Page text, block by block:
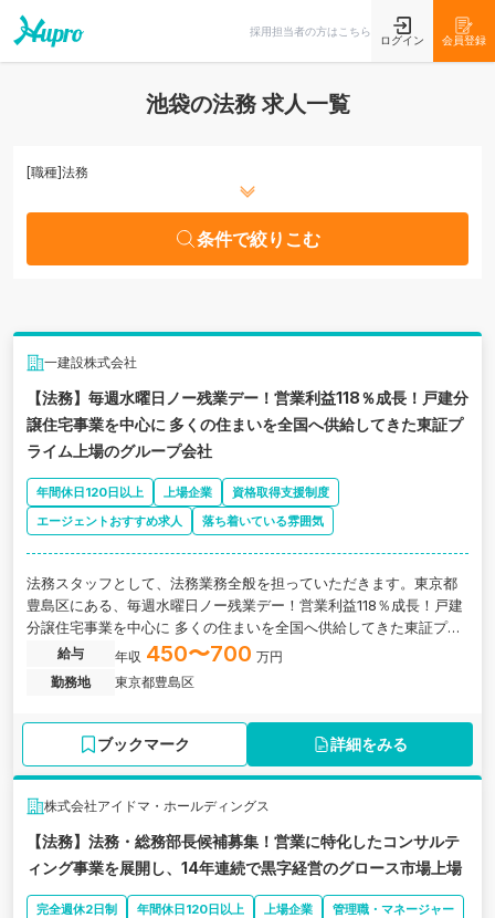
採用担当者の方はこちら
ログイン 会員登録
池袋の法務 求人一覧
[職種]法務
条件で絞りこむ
一建設株式会社
【法務】毎週水曜日ノー残業デー！営業利益118％成長！戸建分
譲住宅事業を中心に 多くの住まいを全国へ供給してきた東証プ
ライム上場のグループ会社
年間休日120日以上 上場企業
資格取得支援制度
エージェントおすすめ求人
落ち着いている雰囲気
法務スタッフとして、法務業務全般を担っていただきます。東京都
豊島区にある、毎週水曜日ノー残業デー！営業利益118％成長！戸建
分譲住宅事業を中心に 多くの住まいを全国へ供給してきた東証プラ
イム上場のグループ会社の求人です。
給与 年収 450〜700 万円
勤務地
東京都豊島区
ブックマーク 詳細をみる
株式会社アイドマ・ホールディングス
【法務】法務・総務部長候補募集！営業に特化したコンサルテ
ィング事業を展開し、14年連続で黒字経営のグロース市場上場
完全週休2日制 年間休日120日以上 上場企業
管理職・マネージャー